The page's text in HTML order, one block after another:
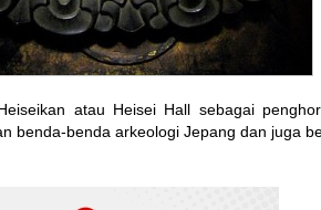
atau Heisei Hall sebagai
benda-benda arkeologi Jepang dan juga